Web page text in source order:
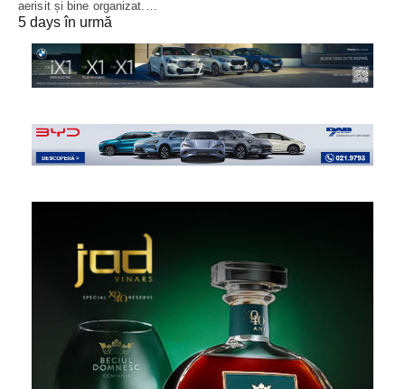
aerisit și bine organizat.…
5 days în urmă